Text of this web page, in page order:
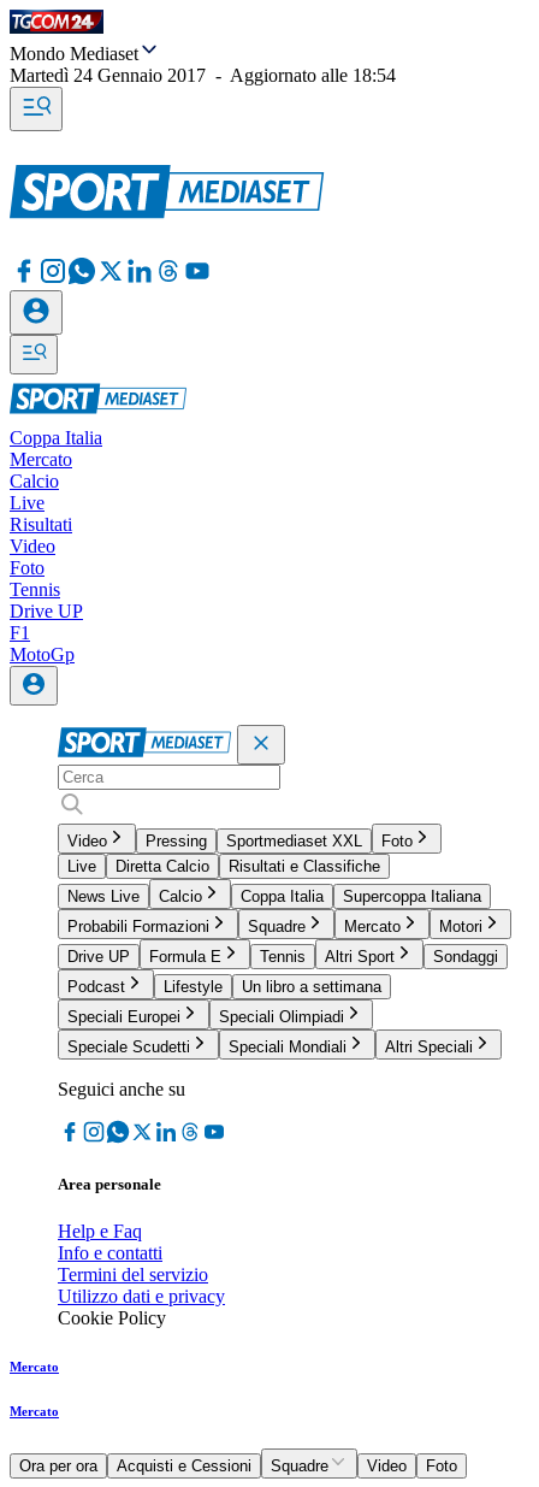
Mondo Mediaset
Martedì 24 Gennaio 2017 - Aggiornato alle 18:54
Coppa Italia
Mercato
Calcio
Live
Risultati
Video
Foto
Tennis
Drive UP
F1
MotoGp
Video Pressing Sportmediaset XXL
Foto
Live
Diretta Calcio
Risultati e Classifiche
News Live
Calcio Coppa Italia
Supercoppa Italiana
Probabili Formazioni
Squadre Mercato
Motori
Drive UP
Formula E Tennis Altri Sport
Sondaggi
Podcast
Lifestyle
Un libro a settimana
Speciali Europei
Speciali Olimpiadi
Speciale Scudetti
Speciali Mondiali Altri Speciali
Seguici anche su
Area personale
Help e Faq
Info e contatti
Termini del servizio
Utilizzo dati e privacy
Cookie Policy
Mercato
Mercato
Ora per ora Acquisti e Cessioni Squadre Video Foto